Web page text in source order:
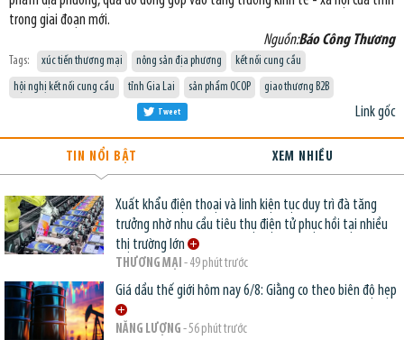
trong giai đoạn mới.
Nguồn:Báo Công Thương
Tags: xúc tiến thương mại nông sản địa phương
kết nối cung cầu
hội nghị kết nối cung cầu
tỉnh Gia Lai sản phẩm OCOP giao thương B2B
Link gốc
Tweet
TIN NỔI BẬT XEM NHIỀU
Xuất khẩu điện thoại và linh kiện tục duy trì đà tăng
trưởng nhờ nhu cầu tiêu thụ điện tử phục hồi tại nhiều
thị trường lớn
THƯƠNG MẠI - 49 phút trước
Giá dầu thế giới hôm nay 6/8: Giằng co theo biên độ hẹp
NĂNG LƯỢNG - 56 phút trước